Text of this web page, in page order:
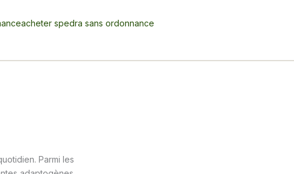
acheter spedra sans ordonnance
Parmi les